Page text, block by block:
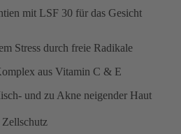
mit LSF 30 für das Gesicht
Stress durch freie Radikale
aus Vitamin C & E
und zu Akne neigender Haut